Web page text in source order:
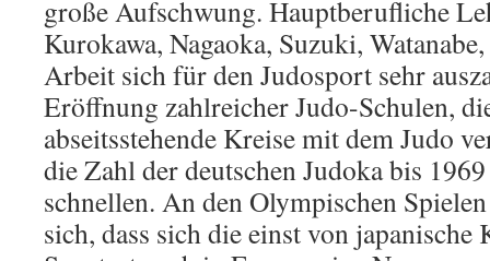
große Aufschwung. Hauptberufliche
Kurokawa, Nagaoka, Suzuki,
Arbeit sich für den Judosport sehr
Eröffnung zahlreicher Judo-Schulen,
abseitsstehende Kreise mit dem Judo
die Zahl der deutschen Judoka bis
schnellen. An den Olympischen
sich, dass sich die einst von